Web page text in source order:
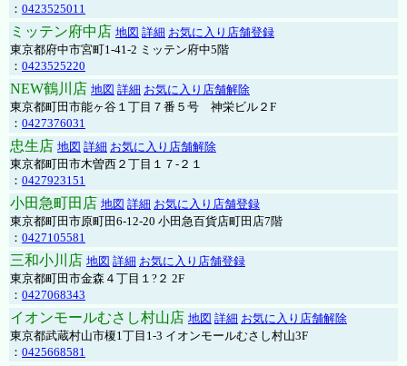
： 0423525011
ミッテン府中店 地図 詳細 お気に入り店舗登録
東京都府中市宮町1-41-2 ミッテン府中5階
： 0423525220
NEW鶴川店 地図 詳細 お気に入り店舗解除
東京都町田市能ヶ谷１丁目７番５号 神栄ビル２F
： 0427376031
忠生店 地図 詳細 お気に入り店舗解除
東京都町田市木曽西２丁目１７-２１
： 0427923151
小田急町田店 地図 詳細 お気に入り店舗登録
東京都町田市原町田6-12-20 小田急百貨店町田店7階
： 0427105581
三和小川店 地図 詳細 お気に入り店舗登録
東京都町田市金森４丁目１?２ 2F
： 0427068343
イオンモールむさし村山店 地図 詳細 お気に入り店舗解除
東京都武蔵村山市榎1丁目1-3 イオンモールむさし村山3F
： 0425668581